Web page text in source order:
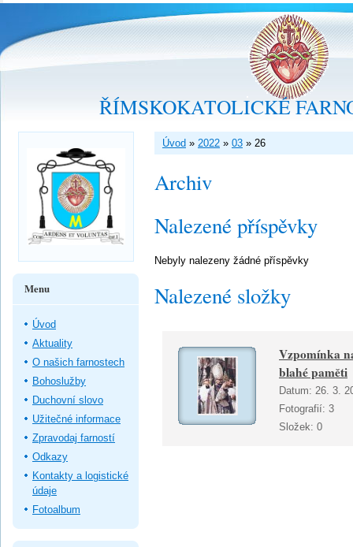
ŘÍMSKOKATOLICKÉ
Úvod » 2022 » 03 » 26
Archiv
Nalezené příspěvky
Nebyly nalezeny žádné příspěvky
Nalezené složky
Vzpomínka
blahé paměti
Datum: 26. 3.
Fotografií: 3
Složek: 0
Menu
Úvod
Aktuality
O našich farnostech
Bohoslužby
Duchovní slovo
Užitečné informace
Zpravodaj farností
Odkazy
Kontakty a logistické
údaje
Fotoalbum